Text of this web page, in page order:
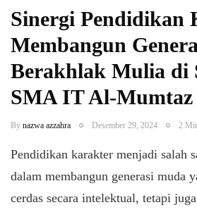
Sinergi Pendidikan
Membangun
Berakhlak Mulia di
SMA IT Al-Mumtaz
By nazwa azzahra Desember 29, 2024 2
Pendidikan karakter menjadi salah
dalam membangun generasi muda
cerdas secara intelektual, tetapi